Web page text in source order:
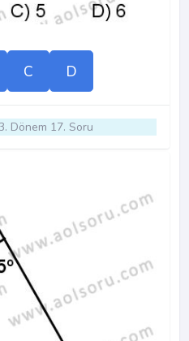
C D
Dönem 17. Soru